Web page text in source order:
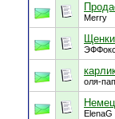
Merry
оля-
ElenaG